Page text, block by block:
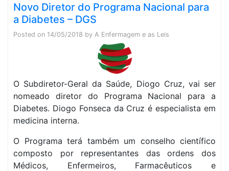
Novo Diretor do Programa Nacional para
a Diabetes – DGS
Posted on 14/05/2018 by A Enfermagem e as Leis
O Subdiretor-Geral da Saúde, Diogo Cruz, vai ser
nomeado diretor do Programa Nacional para a
Diabetes. Diogo Fonseca da Cruz é especialista em
medicina interna.
O Programa terá também um conselho científico
composto por representantes das ordens dos
Médicos, Enfermeiros, Farmacêuticos e